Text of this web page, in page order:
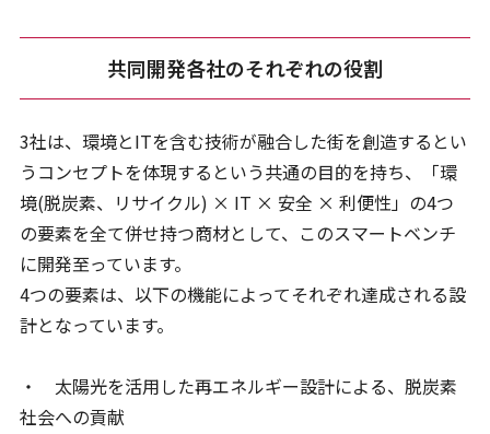
共同開発各社のそれぞれの役割
3社は、環境とITを含む技術が融合した街を創造するとい
うコンセプトを体現するという共通の目的を持ち、「環
境(脱炭素、リサイクル) × IT × 安全 × 利便性」の4つ
の要素を全て併せ持つ商材として、このスマートベンチ
に開発至っています。
4つの要素は、以下の機能によってそれぞれ達成される設
計となっています。
・ 太陽光を活用した再エネルギー設計による、脱炭素
社会への貢献